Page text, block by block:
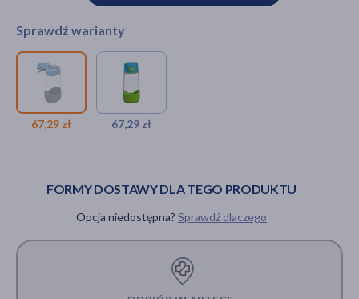
Sprawdź warianty
67,29 zł
z ustnikiem dla dziecka
tritanowy, Blue Slate, 12 m+,
PRODUKT CHWILOWO
NIEDOSTĘPNY
67,29 zł
67,29 zł
FORMY DOSTAWY DLA TEGO PRODUKTU
Opcja niedostępna? Sprawdź dlaczego